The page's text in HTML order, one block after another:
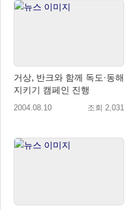
거상, 반크와 함께 독도·동해
지키기 캠페인 진행
2004.08.10 조회 2,031